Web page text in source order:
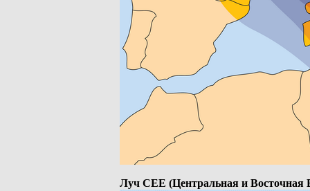
Луч CEE (Центральная и Восточная